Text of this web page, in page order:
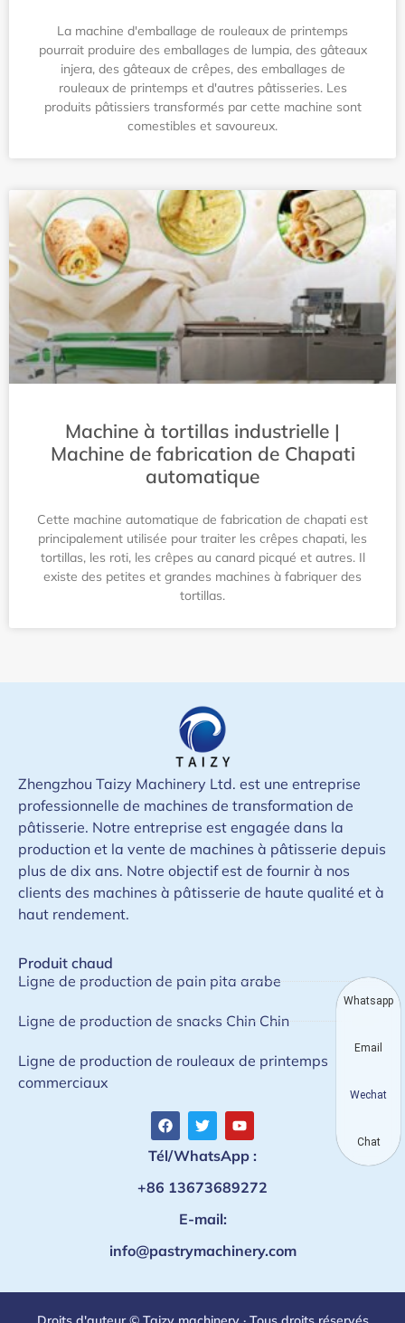
La machine d'emballage de rouleaux de printemps
pourrait produire des emballages de lumpia, des gâteaux
injera, des gâteaux de crêpes, des emballages de
rouleaux de printemps et d'autres pâtisseries. Les
produits pâtissiers transformés par cette machine sont
comestibles et savoureux.
Machine à tortillas industrielle |
Machine de fabrication de Chapati
automatique
Cette machine automatique de fabrication de chapati est
principalement utilisée pour traiter les crêpes chapati, les
tortillas, les roti, les crêpes au canard picqué et autres. Il
existe des petites et grandes machines à fabriquer des
tortillas.
Zhengzhou Taizy Machinery Ltd. est une entreprise
professionnelle de machines de transformation de
pâtisserie. Notre entreprise est engagée dans la
production et la vente de machines à pâtisserie depuis
plus de dix ans. Notre objectif est de fournir à nos
clients des machines à pâtisserie de haute qualité et à
haut rendement.
Produit chaud
Ligne de production de pain pita arabe
Ligne de production de snacks Chin Chin
Ligne de production de rouleaux de printemps
commerciaux
Tél/WhatsApp :
+86 13673689272
E-mail:
info@pastrymachinery.com
Whatsapp
Email
Wechat
Chat